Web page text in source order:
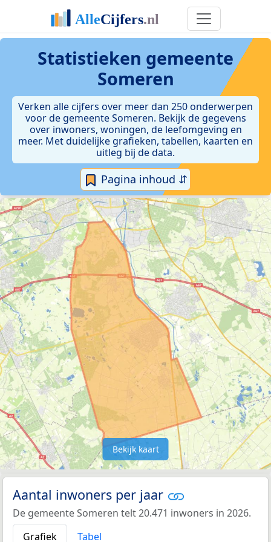
Statistieken gemeente
Someren
Verken alle cijfers over meer dan 250 onderwerpen
voor de gemeente Someren. Bekijk de gegevens
over inwoners, woningen, de leefomgeving en
meer. Met duidelijke grafieken, tabellen, kaarten en
uitleg bij de data.
Pagina inhoud ⇵
Bekijk kaart
Aantal inwoners per jaar
De gemeente Someren telt 20.471 inwoners in 2026.
Grafiek
Tabel